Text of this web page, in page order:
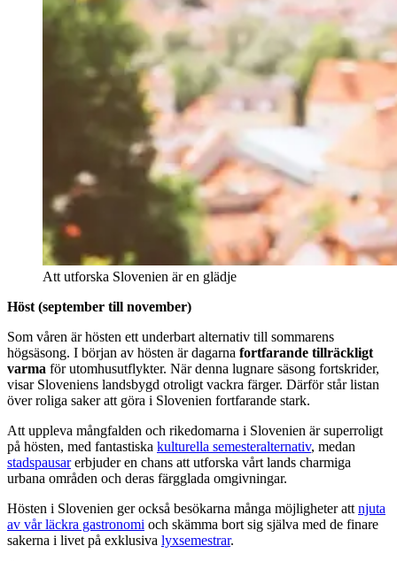
Att utforska Slovenien är en glädje
Höst (september till november)
Som våren är hösten ett underbart alternativ till sommarens
högsäsong. I början av hösten är dagarna fortfarande tillräckligt
varma för utomhusutflykter. När denna lugnare säsong fortskrider,
visar Sloveniens landsbygd otroligt vackra färger. Därför står listan
över roliga saker att göra i Slovenien fortfarande stark.
Att uppleva mångfalden och rikedomarna i Slovenien är superroligt
på hösten, med fantastiska kulturella semesteralternativ, medan
stadspausarerbjuder en chans att utforska vårt lands charmiga
urbana områden och deras färgglada omgivningar.
Hösten i Slovenien ger också besökarna många möjligheter attnjuta
av vår läckra gastronomi och skämma bort sig själva med de finare
sakerna i livet på exklusiva lyxsemestrar.